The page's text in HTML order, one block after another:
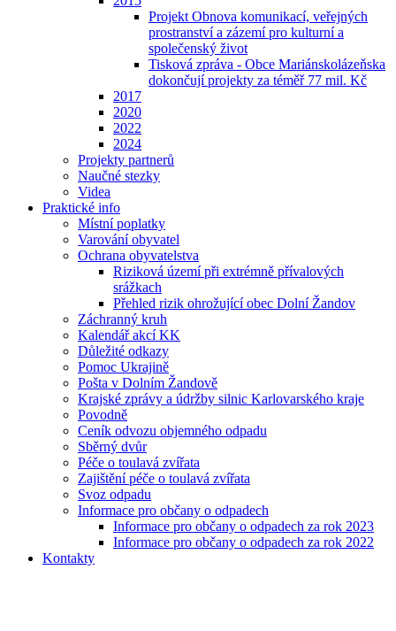
Projekt Obnova komunikací, veřejných
prostranství a zázemí pro kulturní a
společenský život
Tisková zpráva - Obce Mariánskolázeňska
dokončují projekty za téměř 77 mil. Kč
2017
2020
2022
2024
Projekty partnerů
Naučné stezky
Videa
Praktické info
Místní poplatky
Varování obyvatel
Ochrana obyvatelstva
Riziková území při extrémně přívalových
srážkach
Přehled rizik ohrožující obec Dolní Žandov
Záchranný kruh
Kalendář akcí KK
Důležité odkazy
Pomoc Ukrajině
Pošta v Dolním Žandově
Krajské zprávy a údržby silnic Karlovarského kraje
Povodně
Ceník odvozu objemného odpadu
Sběrný dvůr
Péče o toulavá zvířata
Zajištění péče o toulavá zvířata
Svoz odpadu
Informace pro občany o odpadech
Informace pro občany o odpadech za rok 2023
Informace pro občany o odpadech za rok 2022
Kontakty